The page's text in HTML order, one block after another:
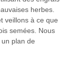
herbes.
veillons à ce que
semées. Nous
plan de